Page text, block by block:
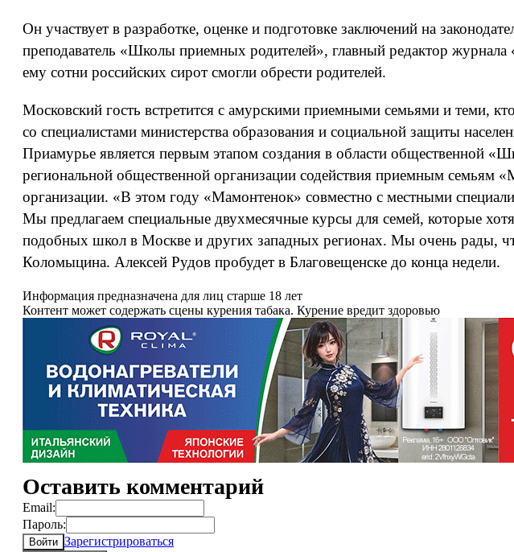
Он участвует в разработке, оценке и подготовке заключений на
преподаватель «Школы приемных родителей», главный редактор
ему сотни российских сирот смогли обрести родителей.
Московский гость встретится с амурскими приемными семьями и теми,
со специалистами министерства образования и социальной защиты
Приамурье является первым этапом создания в области общественной
региональной общественной организации содействия приемным
организации. «В этом году «Мамонтенок» совместно с местными
Мы предлагаем специальные двухмесячные курсы для семей, которые
подобных школ в Москве и других западных регионах. Мы очень рады,
Коломыцина. Алексей Рудов пробудет в Благовещенске до конца недели.
Информация предназначена для лиц старше 18 лет
Контент может содержать сцены курения табака. Курение вредит здоровью
Оставить комментарий
Email:
Пароль:
Войти Зарегистрироваться